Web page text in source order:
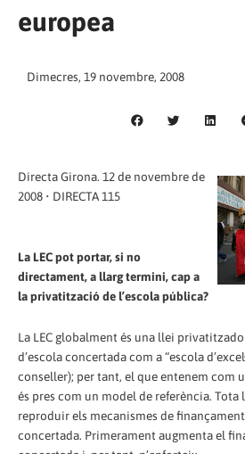
europea
Dimecres, 19 novembre, 2008
Directa Girona. 12 de novembre de
2008 • DIRECTA 115
La LEC pot portar, si no
directament, a llarg termini, cap a
la privatització de l’escola pública?
La LEC globalment és una llei
d’escola concertada com a “escola
conseller); per tant, el que entenem com
és pres com un model de referència. Tota
reproduir els mecanismes de
concertada. Primerament augmenta el